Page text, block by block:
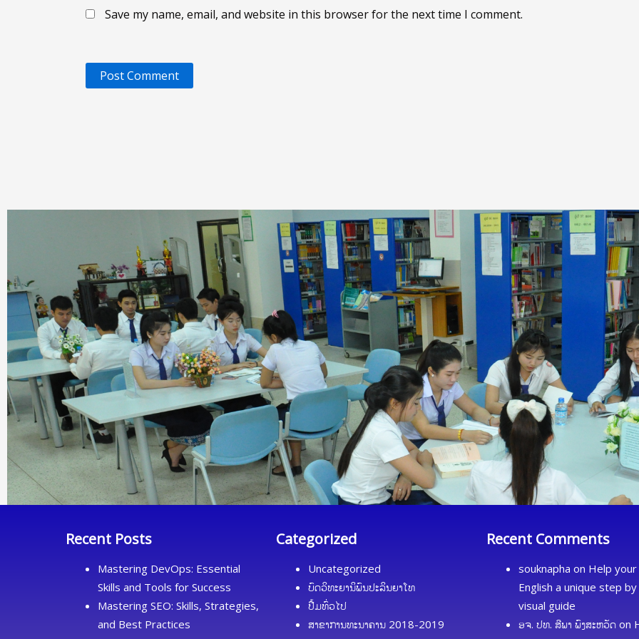
Save my name, email, and website in this browser for the next time I comment.
Recent Posts
Mastering DevOps: Essential
Skills and Tools for Success
Mastering SEO: Skills, Strategies,
and Best Practices
Categorized
Uncategorized
ບົດວິທະຍານິພົນປະລິນຍາໂທ
ປື້ມທົ່ວໄປ
ສາຂາການທະນາຄານ 2018-2019
Recent Comments
souknapha on Help
English a unique step
visual guide
ອຈ. ປທ. ສີພາ ພົງສະຫວັດ on